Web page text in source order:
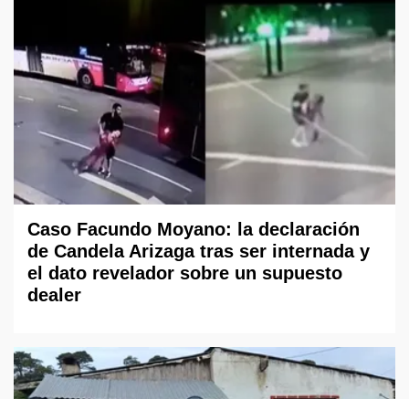
Caso Facundo Moyano: la declaración
de Candela Arizaga tras ser internada y
el dato revelador sobre un supuesto
dealer